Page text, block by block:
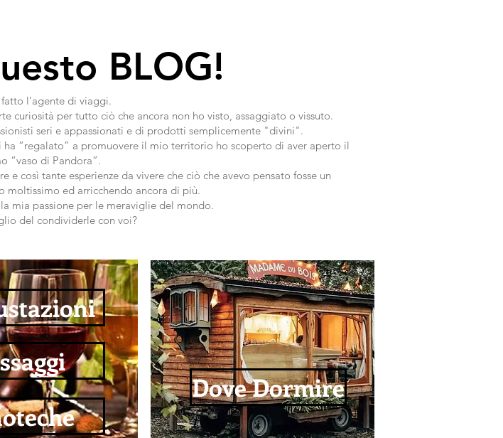
BLOG!
l'agente di viaggi.
curiosità per tutto ciò che ancora non ho visto, assaggiato o vissuto.
seri e appassionati e di prodotti semplicemente "divini".
“regalato” a promuovere il mio territorio ho scoperto di aver aperto il
“vaso di Pandora”.
e così tante esperienze da vivere che ciò che avevo pensato fosse un
moltissimo ed arricchendo ancora di più.
mia passione per le meraviglie del mondo.
del condividerle con voi?
Dove Dormire